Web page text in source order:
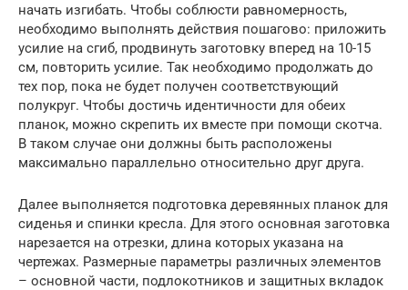
начать изгибать. Чтобы соблюсти равномерность,
необходимо выполнять действия пошагово: приложить
усилие на сгиб, продвинуть заготовку вперед на 10-15
см, повторить усилие. Так необходимо продолжать до
тех пор, пока не будет получен соответствующий
полукруг. Чтобы достичь идентичности для обеих
планок, можно скрепить их вместе при помощи скотча.
В таком случае они должны быть расположены
максимально параллельно относительно друг друга.
Далее выполняется подготовка деревянных планок для
сиденья и спинки кресла. Для этого основная заготовка
нарезается на отрезки, длина которых указана на
чертежах. Размерные параметры различных элементов
– основной части, подлокотников и защитных вкладок